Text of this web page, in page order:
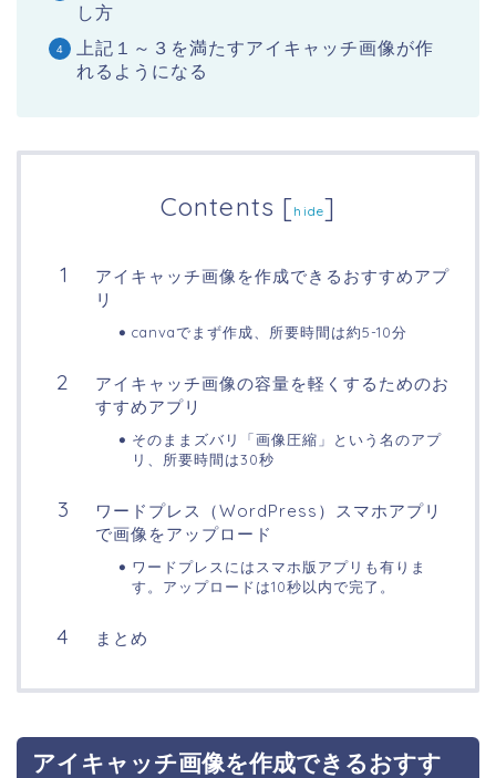
し方
上記１～３を満たすアイキャッチ画像が作
れるようになる
Contents [hide]
アイキャッチ画像を作成できるおすすめアプ
リ
canvaでまず作成、所要時間は約5-10分
アイキャッチ画像の容量を軽くするためのお
すすめアプリ
そのままズバリ「画像圧縮」という名のアプ
リ、所要時間は30秒
ワードプレス（WordPress）スマホアプリ
で画像をアップロード
ワードプレスにはスマホ版アプリも有りま
す。アップロードは10秒以内で完了。
まとめ
アイキャッチ画像を作成できるおすす